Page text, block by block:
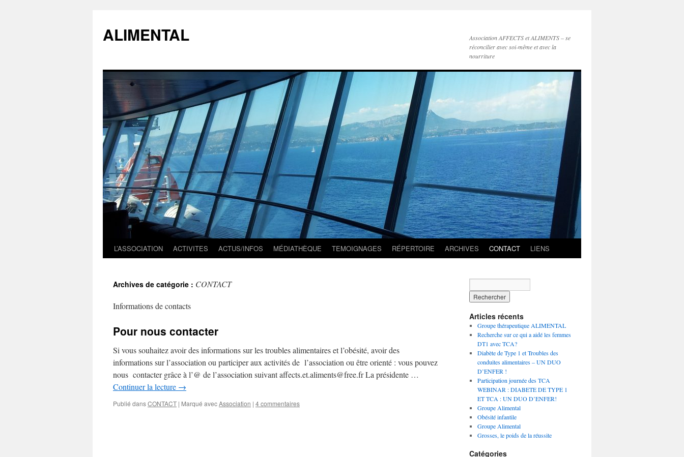
ALIMENTAL
Association AFFECTS et ALIMENTS – se
réconcilier avec soi-même et avec la
nourriture
L’ASSOCIATION ACTIVITES ACTUS/INFOS MÉDIATHÈQUE TEMOIGNAGES RÉPERTOIRE ARCHIVES CONTACT LIENS
Archives de catégorie : CONTACT
Informations de contacts
Pour nous contacter
Si vous souhaitez avoir des informations sur les troubles alimentaires et l’obésité, avoir des
informations sur l’association ou participer aux activités de l’association ou être orienté : vous pouvez
nous contacter grâce à l’@ de l’association suivant affects.et.aliments@free.fr La présidente …
Continuer la lecture →
Publié dansCONTACT | Marqué avecAssociation | 4 commentaires
Articles récents
Groupe thérapeutique ALIMENTAL
Recherche sur ce qui a aidé les femmes
DT1 avec TCA?
Diabète de Type 1 et Troubles des
conduites alimentaires – UN DUO
D’ENFER !
Participation journée des TCA
WEBINAR : DIABETE DE TYPE 1
ET TCA : UN DUO D’ENFER!
Groupe Alimental
Obésité infantile
Groupe Alimental
Grosses, le poids de la réussite
Catégories